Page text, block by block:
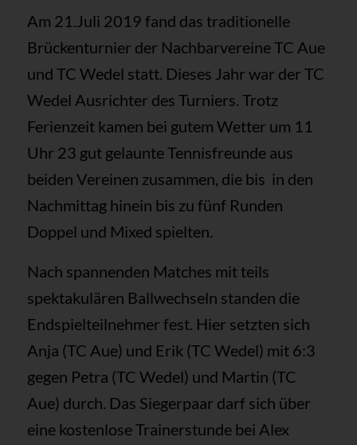
Am 21.Juli 2019 fand das traditionelle
Brückenturnier der Nachbarvereine TC Aue
und TC Wedel statt. Dieses Jahr war der TC
Wedel Ausrichter des Turniers. Trotz
Ferienzeit kamen bei gutem Wetter um 11
Uhr 23 gut gelaunte Tennisfreunde aus
beiden Vereinen zusammen, die bis in den
Nachmittag hinein bis zu fünf Runden
Doppel und Mixed spielten.
Nach spannenden Matches mit teils
spektakulären Ballwechseln standen die
Endspielteilnehmer fest. Hier setzten sich
Anja (TC Aue) und Erik (TC Wedel) mit 6:3
gegen Petra (TC Wedel) und Martin (TC
Aue) durch. Das Siegerpaar darf sich über
eine kostenlose Trainerstunde bei Alex